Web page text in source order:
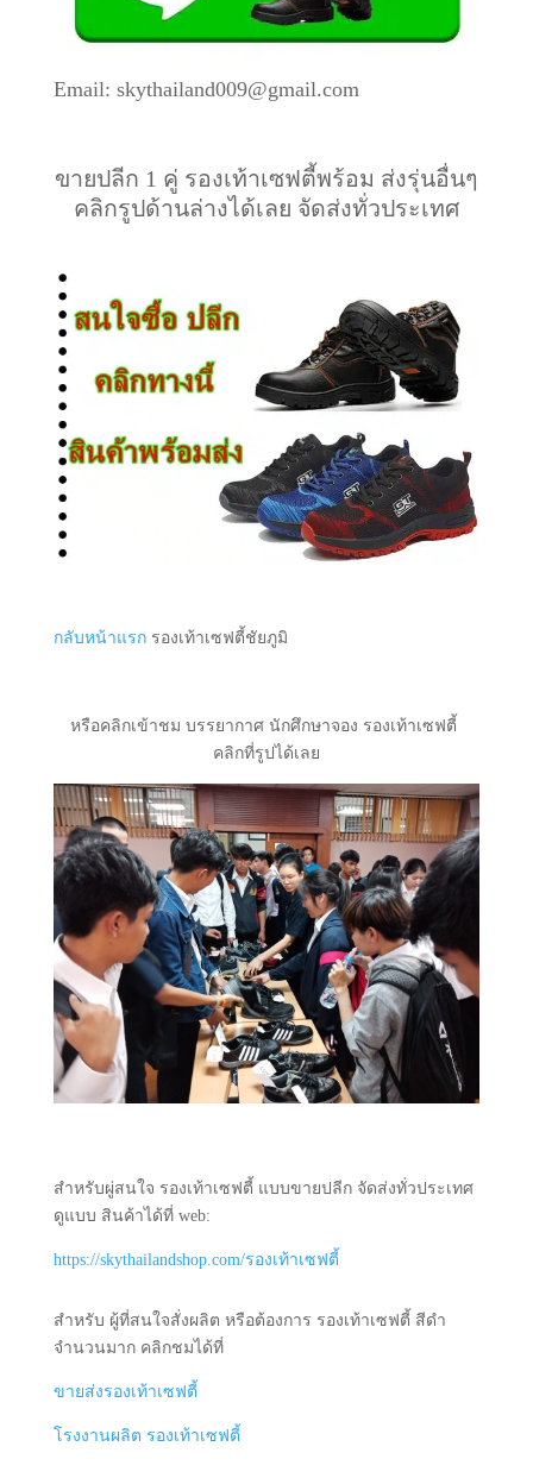
Email: skythailand009@gmail.com
ขายปลีก 1 คู่ รองเท้าเซฟตี้พร้อม ส่งรุ่นอื่นๆ
คลิกรูปด้านล่างได้เลย จัดส่งทั่วประเทศ
กลับหน้าแรกรองเท้าเซฟตี้ชัยภูมิ
หรือคลิกเข้าชม บรรยากาศ นักศึกษาจอง รองเท้าเซฟตี้
คลิกที่รูปได้เลย
สำหรับผู่สนใจ รองเท้าเซฟตี้ แบบขายปลีก จัดส่งทั่วประเทศ
ดูแบบ สินค้าได้ที่ web:
https://skythailandshop.com/รองเท้าเซฟตี้
สำหรับ ผู้ที่สนใจสั่งผลิต หรือต้องการ รองเท้าเซฟตี้ สีดำ
จำนวนมาก คลิกชมได้ที่
ขายส่งรองเท้าเซฟตี้
โรงงานผลิต รองเท้าเซฟตี้